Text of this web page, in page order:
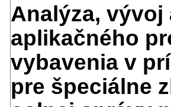
Analýza, vývoj
aplikačného
vybavenia v
pre špeciálne